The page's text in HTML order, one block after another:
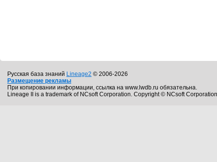
Русская база знаний Lineage2 © 2006-2026
Размещение рекламы
При копировании информации, ссылка на www.lwdb.ru обязательна.
Lineage II is a trademark of NCsoft Corporation. Copyright © NCsoft